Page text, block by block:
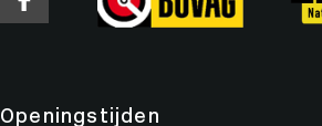
Openingstijden